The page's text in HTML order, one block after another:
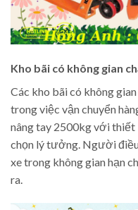
Kho bãi có không gian
Các kho bãi có không
trong việc vận chuyển
nâng tay 2500kg với thiết
chọn lý tưởng. Người
xe trong không gian hạn
ra.